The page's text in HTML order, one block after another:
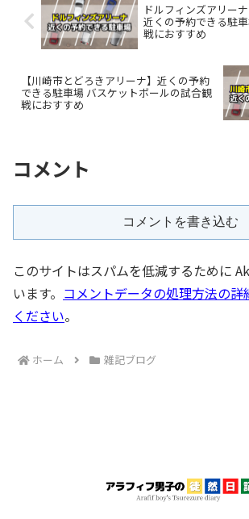
ドルフィンズアリー
近くの予約できる駐
戦におすすめ
【川崎市とどろきアリーナ】近くの予約
できる駐車場 バスケットボールの試合観
戦におすすめ
コメント
コメントを書き込む
このサイトはスパムを低減するために
います。 コメントデータの処理方法の
ください。
ホーム 雑記ブログ